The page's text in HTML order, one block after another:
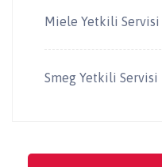
Miele Yetkili Servisi
Smeg Yetkili Servisi